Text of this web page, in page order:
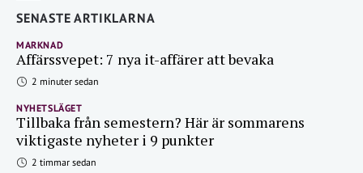
SENASTE ARTIKLARNA
MARKNAD
Affärssvepet: 7 nya it-affärer att bevaka
2 minuter sedan
NYHETSLÄGET
Tillbaka från semestern? Här är sommarens
viktigaste nyheter i 9 punkter
2 timmar sedan